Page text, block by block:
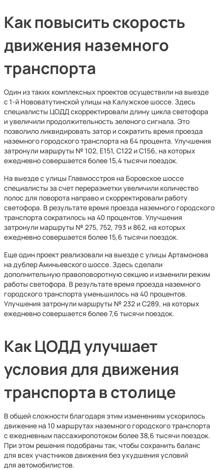
Как повысить скорость
движения наземного
транспорта
Один из таких комплексных проектов осуществили на выезде
с 1-й Нововатутинской улицы на Калужское шоссе. Здесь
специалисты ЦОДД скорректировали длину цикла светофора
и увеличили продолжительность зеленого сигнала. Это
позволило ликвидировать затор и сократить время проезда
наземного городского транспорта на 64 процента. Улучшения
затронули маршруты № 102, Е151, С122 и С156, на которых
ежедневно совершается более 15,4 тысячи поездок.
На выезде с улицы Главмосстроя на Боровское шоссе
специалисты за счет переразметки увеличили количество
полос для поворота направо и скорректировали работу
светофора. В результате время проезда наземного городского
транспорта сократилось на 40 процентов. Улучшения
затронули маршруты № 275, 752, 793 и 862, на которых
ежедневно совершается более 15,6 тысячи поездок.
Еще один проект реализовали на выезде с улицы Артамонова
на дублер Аминьевского шоссе. Здесь сделали
дополнительную правоповоротную секцию и изменили режим
работы светофора. В результате время проезда наземного
городского транспорта уменьшилось на 40 процентов.
Улучшения затронули маршруты № 232 и С289, на которых
ежедневно совершается более 7,6 тысячи поездок.
Как ЦОДД улучшает
условия для движения
транспорта в столице
В общей сложности благодаря этим изменениям ускорилось
движение на 10 маршрутах наземного городского транспорта
с ежедневным пассажиропотоком более 38,6 тысячи поездок.
При этом решения подобраны так, чтобы сохранить баланс
для всех участников движения без ухудшения условий
для автомобилистов.